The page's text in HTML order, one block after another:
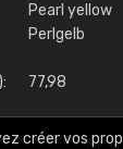
Pearl yellow
Perlgelb
77,98
créer vos